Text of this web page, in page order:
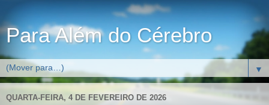
Para Além do Cérebro
▼
QUARTA-FEIRA, 4 DE FEVEREIRO DE 2026